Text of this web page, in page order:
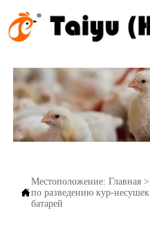

Местоположение: Главная>
по разведению кур-
батарей